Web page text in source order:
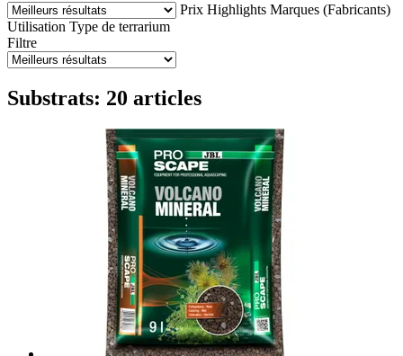
Prix Highlights Marques (Fabricants)
Utilisation Type de terrarium
Filtre
Substrats: 20 articles